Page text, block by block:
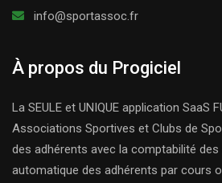
info@sportassoc.fr
À propos du Progiciel
La SEULE et UNIQUE application SaaS
Associations Sportives et Clubs de
des adhérents avec la comptabilité
automatique des adhérents par cours